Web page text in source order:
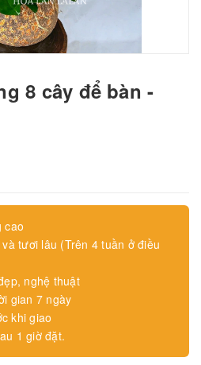
8 cây để bàn -
cao
tươi lâu (Trên 4 tuần ở điều
nghệ thuật
gian 7 ngày
khi giao
1 giờ đặt.